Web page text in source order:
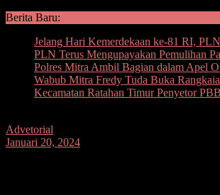
Berita Baru:
Jelang Hari Kemerdekaan ke-81 RI,
PLN Terus Mengupayakan Pemulihan
Polres Mitra Ambil Bagian dalam Apel
Wabub Mitra Fredy Tuda Buka
Kecamatan Ratahan Timur Penyetor
Advetorial
Januari 20, 2024